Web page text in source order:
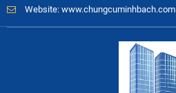
Website: www.chungcuminhbach.com